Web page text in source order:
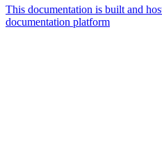
This documentation is built and
documentation platform